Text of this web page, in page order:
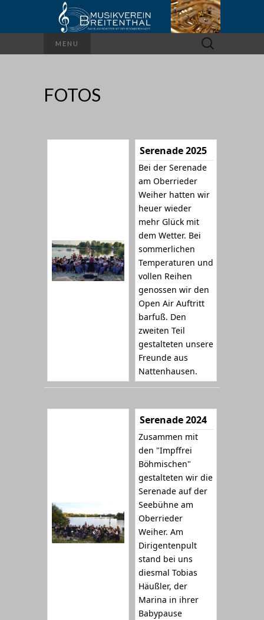
MENU
Suchen
nach:
FOTOS
Serenade 2025
Bei der Serenade
am Oberrieder
Weiher hatten wir
heuer wieder
mehr Glück mit
dem Wetter. Bei
sommerlichen
Temperaturen und
vollen Reihen
genossen wir den
Open Air Auftritt
barfuß. Den
zweiten Teil
gestalteten unsere
Freunde aus
Nattenhausen.
Serenade 2024
Zusammen mit
den "Impffrei
Böhmischen"
gestalteten wir die
Serenade auf der
Seebühne am
Oberrieder
Weiher. Am
Dirigentenpult
stand bei uns
diesmal Tobias
Häußler, der
Marina in ihrer
Babypause